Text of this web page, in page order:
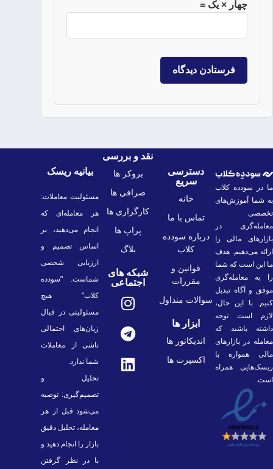
چهار × یک =
ما در سودده کلاب
به شما آموزش‌های
تخصصی
معامله‌گری در
بازارهای مالی را
ارائه می‌دهیم. هدف
ما این است که شما
را به معامله‌گری
موفق و آگاه تبدیل
کنیم. با این حال،
لازم است توجه
داشته باشید که
معامله در بازارهای
مالی همواره با
ریسک‌هایی همراه
است.
دسترسی
سریع
خانه
تماس با ما
درباره سودده
کلاب
قوانین و
مقررات
سوالات متداول
ابزار ها
اندیکاتور ها
اکسپرت ها
نقد و بررسی
بروکر ها
صرافی ها
کارگزاری ها
پراپ ها
بلاگ
شبکه های
اجتماعی
بیانیه ریسک
مسئولیت معاملات:
هر معامله‌ای که
انجام می‌دهید، بر
اساس تصمیم و
ارزیابی شخصی
شماست. "سودده
کلاب" هیچ
مسئولیتی در قبال
زیان‌های احتمالی
ناشی از معاملات
شما ندارد.
تحلیل و
تصمیم‌گیری: توصیه
می‌شود قبل از هر
معامله، تحلیل دقیق
بازار را انجام دهید و
با در نظر گرفتن